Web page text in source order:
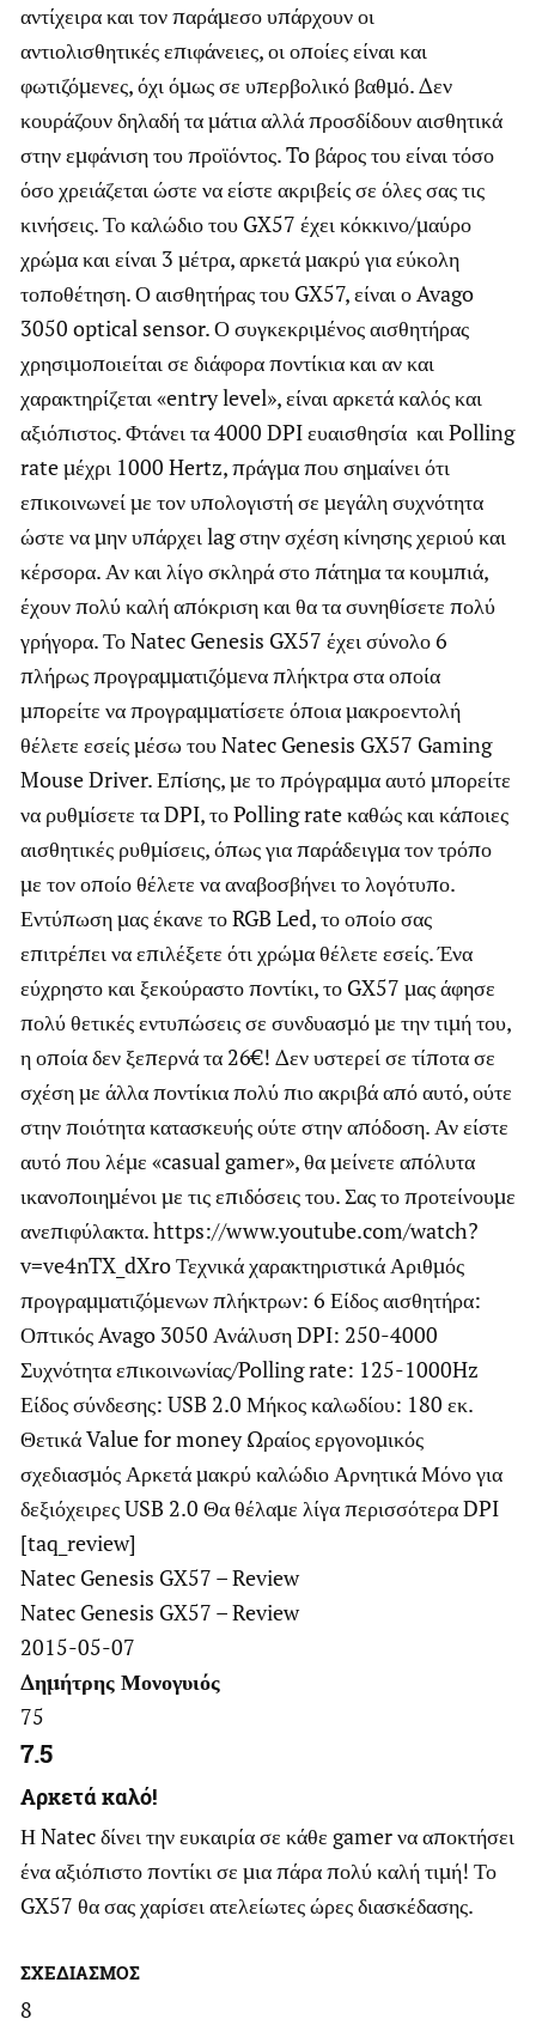
αντίχειρα και τον παράμεσο υπάρχουν οι
αντιολισθητικές επιφάνειες, οι οποίες είναι και
φωτιζόμενες, όχι όμως σε υπερβολικό βαθμό. Δεν
κουράζουν δηλαδή τα μάτια αλλά προσδίδουν αισθητικά
στην εμφάνιση του προϊόντος. To βάρος του είναι τόσο
όσο χρειάζεται ώστε να είστε ακριβείς σε όλες σας τις
κινήσεις. Το καλώδιο του GX57 έχει κόκκινο/μαύρο
χρώμα και είναι 3 μέτρα, αρκετά μακρύ για εύκολη
τοποθέτηση. Ο αισθητήρας του GX57, είναι ο Avago
3050 optical sensor. Ο συγκεκριμένος αισθητήρας
χρησιμοποιείται σε διάφορα ποντίκια και αν και
χαρακτηρίζεται «entry level», είναι αρκετά καλός και
αξιόπιστος. Φτάνει τα 4000 DPI ευαισθησία και Polling
rate μέχρι 1000 Hertz, πράγμα που σημαίνει ότι
επικοινωνεί με τον υπολογιστή σε μεγάλη συχνότητα
ώστε να μην υπάρχει lag στην σχέση κίνησης χεριού και
κέρσορα. Αν και λίγο σκληρά στο πάτημα τα κουμπιά,
έχουν πολύ καλή απόκριση και θα τα συνηθίσετε πολύ
γρήγορα. Το Natec Genesis GX57 έχει σύνολο 6
πλήρως προγραμματιζόμενα πλήκτρα στα οποία
μπορείτε να προγραμματίσετε όποια μακροεντολή
θέλετε εσείς μέσω του Natec Genesis GX57 Gaming
Mouse Driver. Επίσης, με το πρόγραμμα αυτό μπορείτε
να ρυθμίσετε τα DPI, το Polling rate καθώς και κάποιες
αισθητικές ρυθμίσεις, όπως για παράδειγμα τον τρόπο
με τον οποίο θέλετε να αναβοσβήνει το λογότυπο.
Εντύπωση μας έκανε το RGB Led, το οποίο σας
επιτρέπει να επιλέξετε ότι χρώμα θέλετε εσείς. Ένα
εύχρηστο και ξεκούραστο ποντίκι, το GX57 μας άφησε
πολύ θετικές εντυπώσεις σε συνδυασμό με την τιμή του,
η οποία δεν ξεπερνά τα 26€! Δεν υστερεί σε τίποτα σε
σχέση με άλλα ποντίκια πολύ πιο ακριβά από αυτό, ούτε
στην ποιότητα κατασκευής ούτε στην απόδοση. Αν είστε
αυτό που λέμε «casual gamer», θα μείνετε απόλυτα
ικανοποιημένοι με τις επιδόσεις του. Σας το προτείνουμε
ανεπιφύλακτα. https://www.youtube.com/watch?
v=ve4nTX_dXro Τεχνικά χαρακτηριστικά Αριθμός
προγραμματιζόμενων πλήκτρων: 6 Είδος αισθητήρα:
Οπτικός Avago 3050 Ανάλυση DPI: 250-4000
Συχνότητα επικοινωνίας/Polling rate: 125-1000Hz
Είδος σύνδεσης: USB 2.0 Μήκος καλωδίου: 180 εκ.
Θετικά Value for money Ωραίος εργονομικός
σχεδιασμός Αρκετά μακρύ καλώδιο Αρνητικά Μόνο για
δεξιόχειρες USB 2.0 Θα θέλαμε λίγα περισσότερα DPI
[taq_review]
Natec Genesis GX57 – Review
Natec Genesis GX57 – Review
2015-05-07
Δημήτρης Μονογυιός
75
7.5
Αρκετά καλό!
Η Natec δίνει την ευκαιρία σε κάθε gamer να αποκτήσει
ένα αξιόπιστο ποντίκι σε μια πάρα πολύ καλή τιμή! Το
GX57 θα σας χαρίσει ατελείωτες ώρες διασκέδασης.
ΣΧΕΔΙΑΣΜΟΣ
8